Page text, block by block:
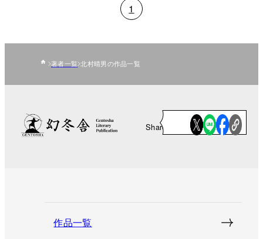
1
著者一覧 北村晴男の作品一覧
Share
作品一覧